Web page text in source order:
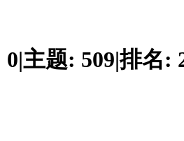
0|主题: 509|排名: